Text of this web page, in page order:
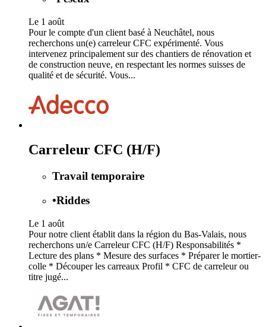
Le 1 août
Pour le compte d'un client basé à Neuchâtel, nous
recherchons un(e) carreleur CFC expérimenté. Vous
intervenez principalement sur des chantiers de rénovation et
de construction neuve, en respectant les normes suisses de
qualité et de sécurité. Vous...
Carreleur CFC (H/F)
Travail temporaire
•Riddes
Le 1 août
Pour notre client établit dans la région du Bas-Valais, nous
recherchons un/e Carreleur CFC (H/F) Responsabilités *
Lecture des plans * Mesure des surfaces * Préparer le mortier-
colle * Découper les carreaux Profil * CFC de carreleur ou
titre jugé...